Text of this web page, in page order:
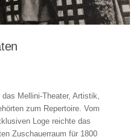
das Mellini-Theater, Artistik,
zum Repertoire. Vom
Loge reichte das
Zuschauerraum für 1800